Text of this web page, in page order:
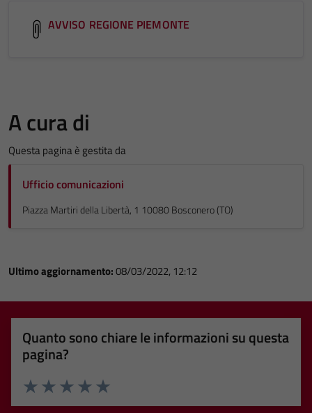
AVVISO REGIONE PIEMONTE
A cura di
Questa pagina è gestita da
Ufficio comunicazioni
Piazza Martiri della Libertà, 1 10080 Bosconero (TO)
Ultimo aggiornamento:08/03/2022, 12:12
Quanto sono chiare le informazioni su questa
pagina?
Valuta 5 stelle su 5
Valuta 4 stelle su 5
Valuta 3 stelle su 5
Valuta 2 stelle su 5
Valuta 1 stelle su 5